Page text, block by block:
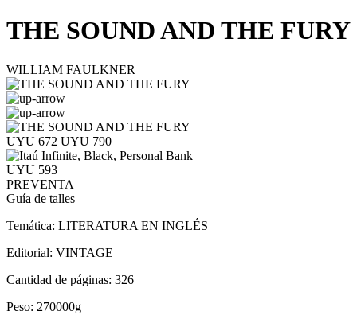
THE SOUND AND THE FURY
WILLIAM FAULKNER
UYU 672 UYU 790
UYU 593
PREVENTA
Guía de talles
Temática: LITERATURA EN INGLÉS
Editorial: VINTAGE
Cantidad de páginas: 326
Peso: 270000g